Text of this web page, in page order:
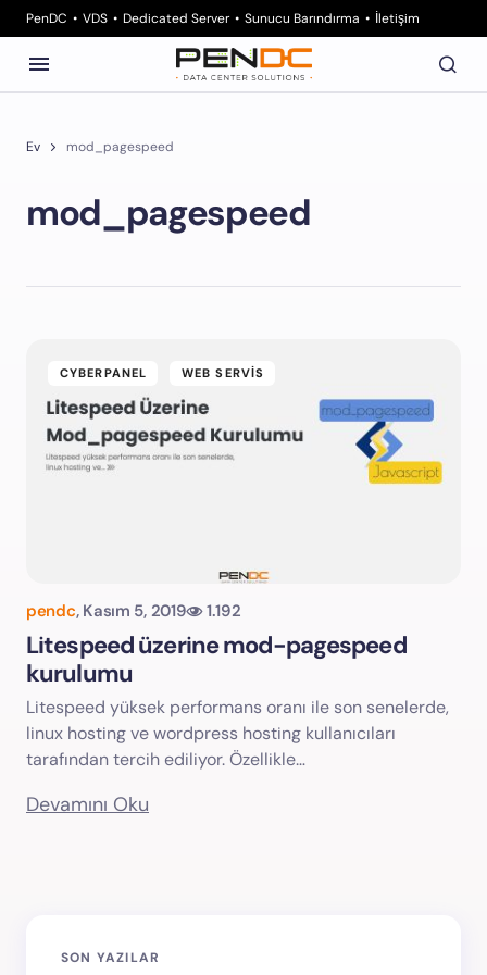
PenDC VDS Dedicated Server Sunucu Barındırma İletişim
Ev mod_pagespeed
mod_pagespeed
CYBERPANEL WEB SERVIS
pendc, Kasım 5, 2019 1.192
Litespeed üzerine mod-pagespeed
kurulumu
Litespeed yüksek performans oranı ile son senelerde,
linux hosting ve wordpress hosting kullanıcıları
tarafından tercih ediliyor. Özellikle…
Devamını Oku
SON YAZILAR